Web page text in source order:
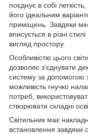
поєднує в собі
його ідеальним
приміщень. Завдяки
вписується в різні
вигляд простору.
Особливістю цього
дозволяє з'єднувати
систему за допомогою
можливість гнучко
потреб,
створювати складні
Світильник має
встановлення завдяки